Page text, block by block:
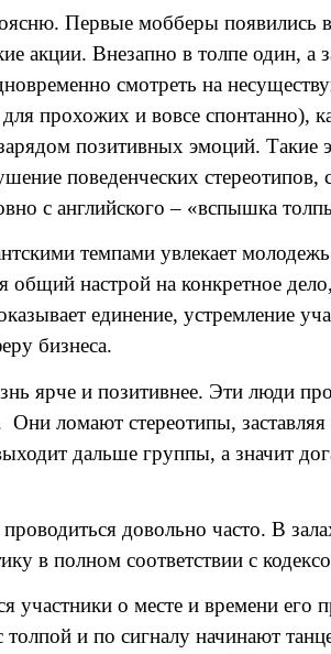
Первые мобберы появились
Внезапно в толпе один, а
смотреть на
прохожих и вовсе спонтанно),
позитивных эмоций.
поведенческих
с английского – «вспышка
темпами увлекает
настрой на конкретное
единение, устремление
бизнеса.
ярче и позитивнее. Эти люди
ломают стереотипы,
дальше группы, а значит
довольно часто. В
в полном соответствии с
о месте и времени его
и по сигналу начинают